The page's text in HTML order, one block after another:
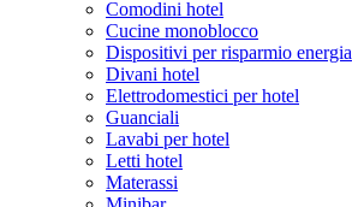
Comodini hotel
Cucine monoblocco
Dispositivi per risparmio energia
Divani hotel
Elettrodomestici per hotel
Guanciali
Lavabi per hotel
Letti hotel
Materassi